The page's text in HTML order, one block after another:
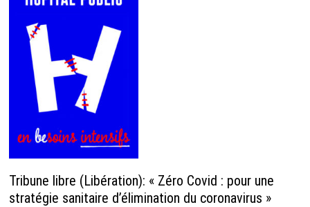
Tribune libre (Libération): « Zéro Covid : pour une
stratégie sanitaire d’élimination du coronavirus »